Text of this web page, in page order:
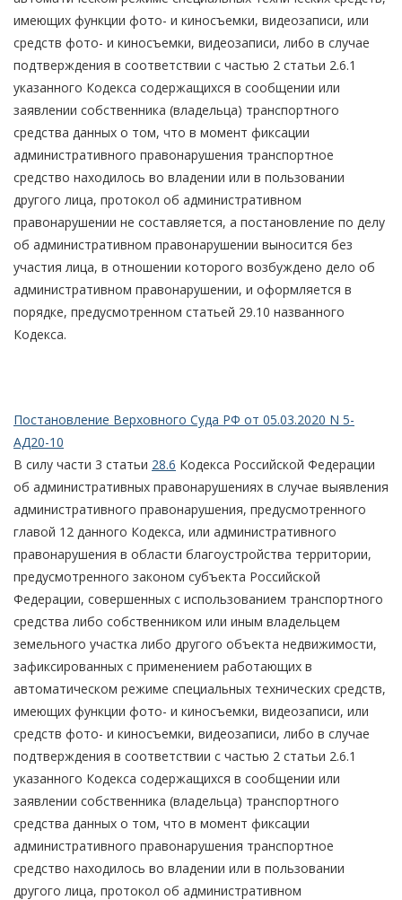
имеющих функции фото- и киносъемки, видеозаписи, или
средств фото- и киносъемки, видеозаписи, либо в случае
подтверждения в соответствии с частью 2 статьи 2.6.1
указанного Кодекса содержащихся в сообщении или
заявлении собственника (владельца) транспортного
средства данных о том, что в момент фиксации
административного правонарушения транспортное
средство находилось во владении или в пользовании
другого лица, протокол об административном
правонарушении не составляется, а постановление по делу
об административном правонарушении выносится без
участия лица, в отношении которого возбуждено дело об
административном правонарушении, и оформляется в
порядке, предусмотренном статьей 29.10 названного
Кодекса.
Постановление Верховного Суда РФ от 05.03.2020 N 5-
АД20-10
В силу части 3 статьи 28.6 Кодекса Российской Федерации
об административных правонарушениях в случае выявления
административного правонарушения, предусмотренного
главой 12 данного Кодекса, или административного
правонарушения в области благоустройства территории,
предусмотренного законом субъекта Российской
Федерации, совершенных с использованием транспортного
средства либо собственником или иным владельцем
земельного участка либо другого объекта недвижимости,
зафиксированных с применением работающих в
автоматическом режиме специальных технических средств,
имеющих функции фото- и киносъемки, видеозаписи, или
средств фото- и киносъемки, видеозаписи, либо в случае
подтверждения в соответствии с частью 2 статьи 2.6.1
указанного Кодекса содержащихся в сообщении или
заявлении собственника (владельца) транспортного
средства данных о том, что в момент фиксации
административного правонарушения транспортное
средство находилось во владении или в пользовании
другого лица, протокол об административном